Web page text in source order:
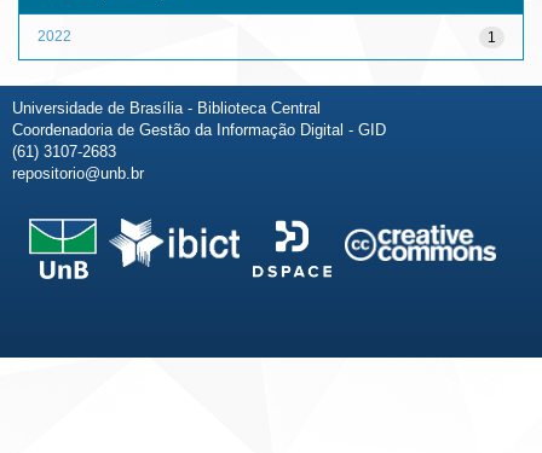
1
2022
Universidade de Brasília - Biblioteca Central
Coordenadoria de Gestão da Informação Digital - GID
(61) 3107-2683
repositorio@unb.br